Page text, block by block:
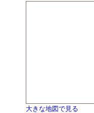
大きな地図で見る